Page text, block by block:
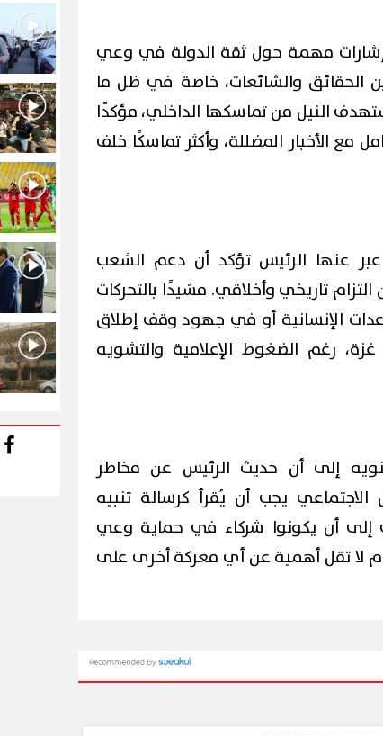
مهمة حول ثقة الدولة في وعي
الحقائق والشائعات، خاصة في ظل ما
النيل من تماسكها الداخلي، مؤكدًا
مع الأخبار المضللة، وأكثر تماسكًا خلف
عنها الرئيس تؤكد أن دعم الشعب
تاريخي وأخلاقي. مشيدًا بالتحركات
الإنسانية أو في جهود وقف إطلاق
غزة، رغم الضغوط الإعلامية والتشويه
إلى أن حديث الرئيس عن مخاطر
الاجتماعي يجب أن يُقرأ كرسالة تنبيه
إلى أن يكونوا شركاء في حماية وعي
لا تقل أهمية عن أي معركة أخرى على